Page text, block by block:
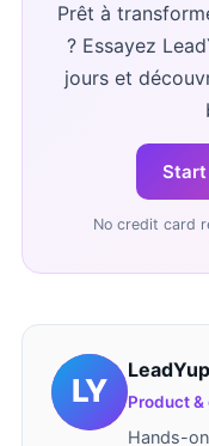
Prêt à
? Essayez
jours et
No credit card
Product
Hands-